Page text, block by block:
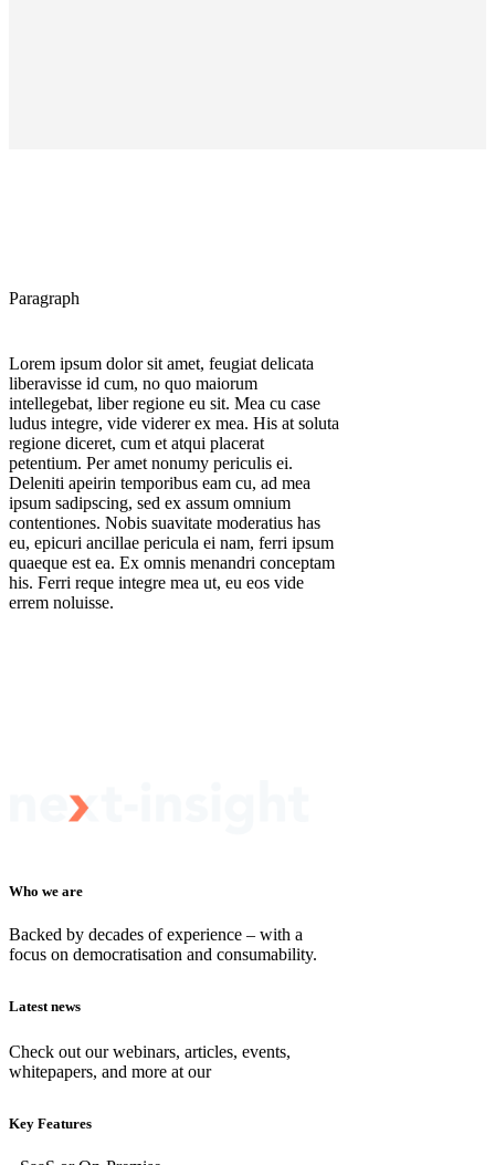
Paragraph
Lorem ipsum dolor sit amet, feugiat delicata
liberavisse id cum, no quo maiorum
intellegebat, liber regione eu sit. Mea cu case
ludus integre, vide viderer ex mea. His at soluta
regione diceret, cum et atqui placerat
petentium. Per amet nonumy periculis ei.
Deleniti apeirin temporibus eam cu, ad mea
ipsum sadipscing, sed ex assum omnium
contentiones. Nobis suavitate moderatius has
eu, epicuri ancillae pericula ei nam, ferri ipsum
quaeque est ea. Ex omnis menandri conceptam
his. Ferri reque integre mea ut, eu eos vide
errem noluisse.
Who we are
Backed by decades of experience – with a
focus on democratisation and consumability.
Latest news
Check out our webinars, articles, events,
whitepapers, and more at our
Key Features